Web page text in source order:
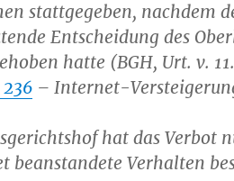
stattgegeben, nachdem
Entscheidung des
hatte (BGH, Urt. v.
236– Internet-
hat das Verbot
beanstandete Verhalten